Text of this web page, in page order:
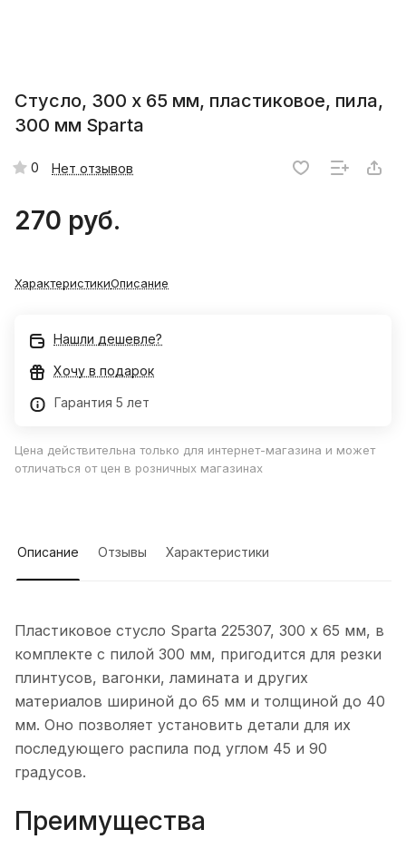
Стусло, 300 х 65 мм, пластиковое, пила,
300 мм Sparta
0 Нет отзывов
270 руб.
ХарактеристикиОписание
Нашли дешевле?
Хочу в подарок
Гарантия 5 лет
Цена действительна только для интернет-магазина и может
отличаться от цен в розничных магазинах
Описание Отзывы Характеристики
Пластиковое стусло Sparta 225307, 300 х 65 мм, в
комплекте с пилой 300 мм, пригодится для резки
плинтусов, вагонки, ламината и других
материалов шириной до 65 мм и толщиной до 40
мм. Оно позволяет установить детали для их
последующего распила под углом 45 и 90
градусов.
Преимущества